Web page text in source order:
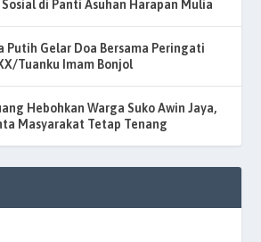
di Panti Asuhan Harapan Mulia
Putih Gelar Doa Bersama Peringati
Tuanku Imam Bonjol
Hebohkan Warga Suko Awin Jaya,
Masyarakat Tetap Tenang